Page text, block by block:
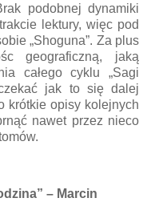
podobnej dynamiki
lektury, więc pod
„Shoguna”. Za plus
geograficzną, jaką
całego cyklu „Sagi
jak to się dalej
krótkie opisy kolejnych
nawet przez nieco
– Marcin